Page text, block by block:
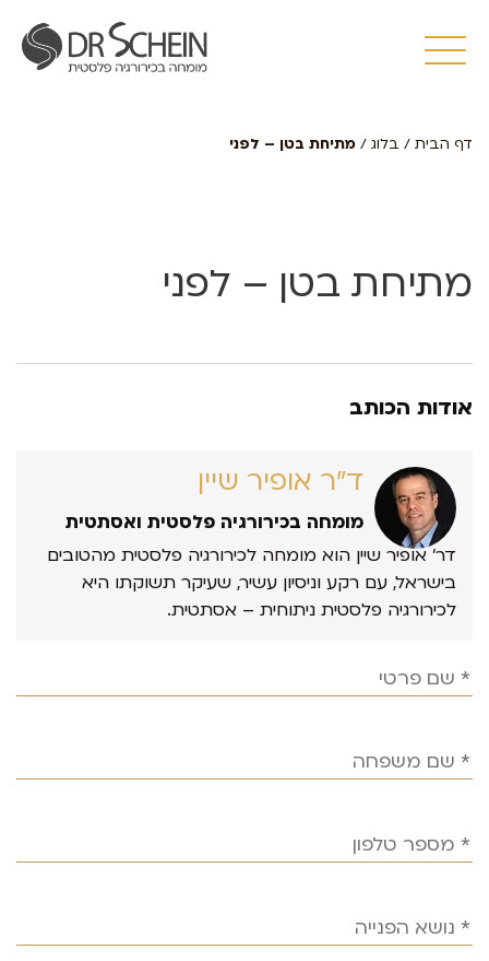
דף הבית / בלוג / מתיחת בטן – לפני
מתיחת בטן – לפני
אודות הכותב
ד״ר אופיר שיין
מומחה בכירורגיה פלסטית ואסתטית
דר’ אופיר שיין הוא מומחה לכירורגיה פלסטית מהטובים
בישראל, עם רקע וניסיון עשיר, שעיקר תשוקתו היא
לכירורגיה פלסטית ניתוחית – אסתטית.